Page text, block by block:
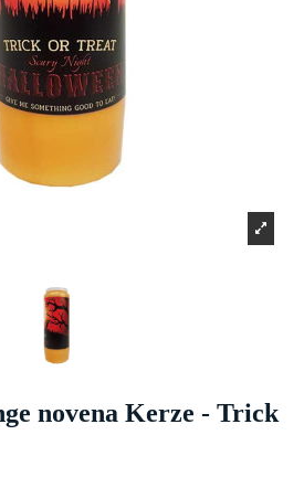
novena Kerze - Trick